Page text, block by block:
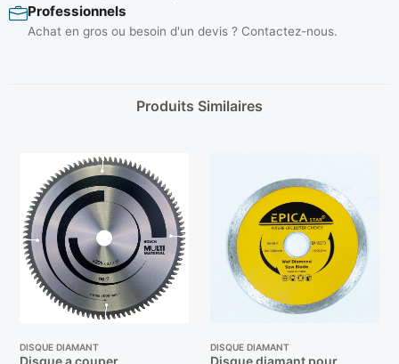
Professionnels
Achat en gros ou besoin d'un devis ? Contactez-nous.
Produits Similaires
DISQUE DIAMANT
Disque a couper
DISQUE DIAMANT
Disque diamant pour